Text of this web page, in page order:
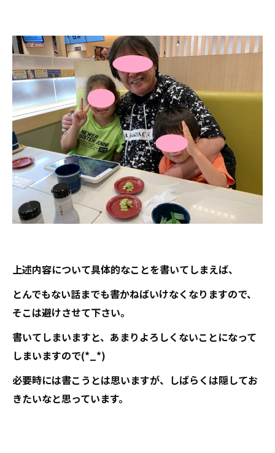
上述内容について具体的なことを書いてしまえば、
とんでもない話までも書かねばいけなくなりますので、
そこは避けさせて下さい。
書いてしまいますと、あまりよろしくないことになって
しまいますので(*_*)
必要時には書こうとは思いますが、しばらくは隠してお
きたいなと思っています。